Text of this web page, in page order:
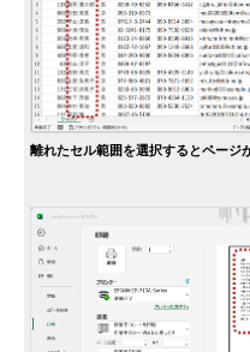
離れたセル範囲を選択するとページ